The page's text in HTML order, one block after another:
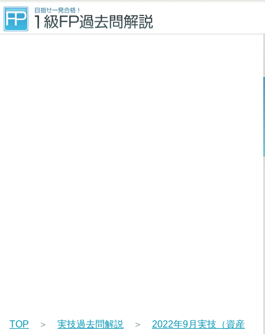
TOP ＞ 実技過去問解説 ＞ 2022年9月実技（資産